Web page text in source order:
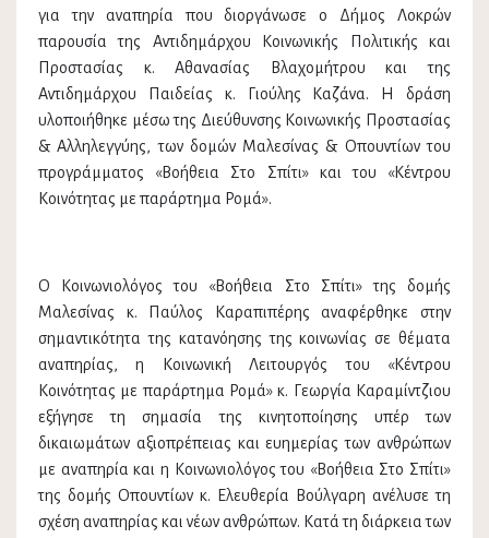
για την αναπηρία που διοργάνωσε ο Δήμος Λοκρών
παρουσία της Αντιδημάρχου Κοινωνικής Πολιτικής και
Προστασίας κ. Αθανασίας Βλαχομήτρου και της
Αντιδημάρχου Παιδείας κ. Γιούλης Καζάνα. Η δράση
υλοποιήθηκε μέσω της Διεύθυνσης Κοινωνικής Προστασίας
& Αλληλεγγύης, των δομών Μαλεσίνας & Οπουντίων του
προγράμματος «Βοήθεια Στο Σπίτι» και του «Κέντρου
Κοινότητας με παράρτημα Ρομά».
Ο Κοινωνιολόγος του «Βοήθεια Στο Σπίτι» της δομής
Μαλεσίνας κ. Παύλος Καραπιπέρης αναφέρθηκε στην
σημαντικότητα της κατανόησης της κοινωνίας σε θέματα
αναπηρίας, η Κοινωνική Λειτουργός του «Κέντρου
Κοινότητας με παράρτημα Ρομά» κ. Γεωργία Καραμίντζιου
εξήγησε τη σημασία της κινητοποίησης υπέρ των
δικαιωμάτων αξιοπρέπειας και ευημερίας των ανθρώπων
με αναπηρία και η Κοινωνιολόγος του «Βοήθεια Στο Σπίτι»
της δομής Οπουντίων κ. Ελευθερία Βούλγαρη ανέλυσε τη
σχέση αναπηρίας και νέων ανθρώπων. Κατά τη διάρκεια των